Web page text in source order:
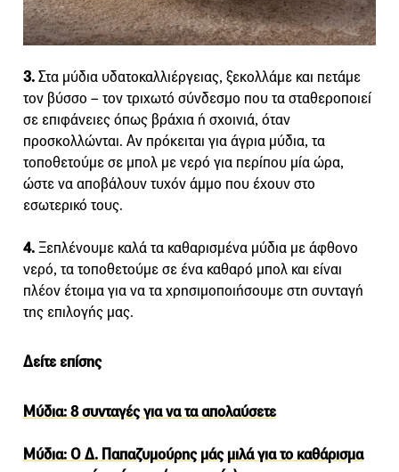
3.Στα μύδια υδατοκαλλιέργειας, ξεκολλάμε και πετάμε
τον βύσσο – τον τριχωτό σύνδεσμο που τα σταθεροποιεί
σε επιφάνειες όπως βράχια ή σχοινιά, όταν
προσκολλώνται. Αν πρόκειται για άγρια μύδια, τα
τοποθετούμε σε μπολ με νερό για περίπου μία ώρα,
ώστε να αποβάλουν τυχόν άμμο που έχουν στο
εσωτερικό τους.
4.Ξεπλένουμε καλά τα καθαρισμένα μύδια με άφθονο
νερό, τα τοποθετούμε σε ένα καθαρό μπολ και είναι
πλέον έτοιμα για να τα χρησιμοποιήσουμε στη συνταγή
της επιλογής μας.
Δείτε επίσης
Μύδια: 8 συνταγές για να τα απολαύσετε
Μύδια: Ο Δ. Παπαζυμούρης μάς μιλά για το καθάρισμα